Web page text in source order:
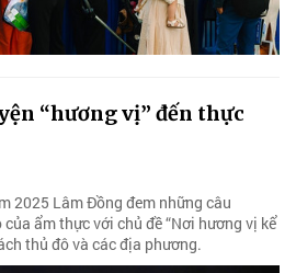
“hương vị” đến thực
2025 Lâm Đồng đem những câu
của ẩm thực với chủ đề “Nơi hương vị kể
thủ đô và các địa phương.